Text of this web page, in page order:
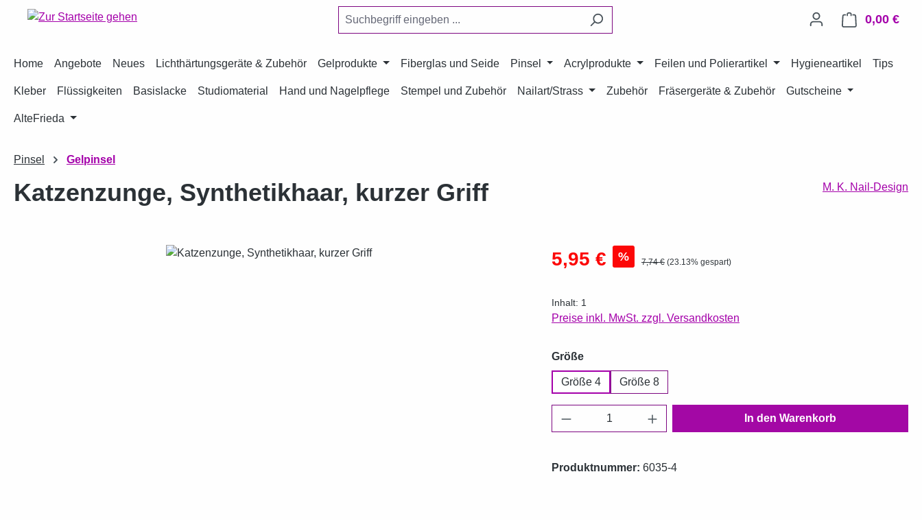
Hauptinhalt springen
Zur Suche springen
Zur Hauptnavigation springen 0,00 €
Home Angebote Neues Lichthärtungsgeräte & Zubehör Gelprodukte Fiberglas und Seide Pinsel Acrylprodukte Feilen und Polierartikel Hygieneartikel Tips
Kleber Flüssigkeiten Basislacke Studiomaterial Hand und Nagelpflege Stempel und Zubehör Nailart/Strass Zubehör Fräsergeräte & Zubehör Gutscheine
AlteFrieda
Pinsel Gelpinsel
Katzenzunge, Synthetikhaar, kurzer Griff M. K. Nail-Design
Verkaufspreis:
5,95 € % Regulärer Preis:
7,74 € (23.13% gespart)
Inhalt: 1
Preise inkl. MwSt. zzgl. Versandkosten
Größeauswählen
Größe 4 Größe 8
Produkt Anzahl: Gib den gewünschten Wert ein
In den Warenkorb
Produktnummer: 6035-4